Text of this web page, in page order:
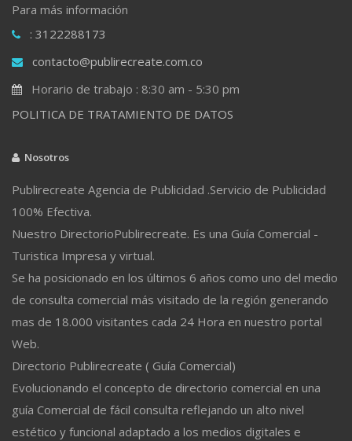
Para más información
: 3122288173
contacto@publirecreate.com.co
Horario de trabajo : 8:30 am - 5:30 pm
POLITICA DE TRATAMIENTO DE DATOS
Nosotros
Publirecreate Agencia de Publicidad .Servicio de Publicidad
100% Efectiva.
Nuestro DirectorioPublirecreate. Es una Guía Comercial -
Turistica Impresa y virtual.
Se ha posicionado en los últimos 6 años como uno del medio
de consulta comercial más visitado de la región generando
mas de 18.000 visitantes cada 24 Hora en nuestro portal
Web.
Directorio Publirecreate ( Guía Comercial)
Evolucionando el concepto de directorio comercial en una
guía Comercial de fácil consulta reflejando un alto nivel
estético y funcional adaptado a los medios digitales e